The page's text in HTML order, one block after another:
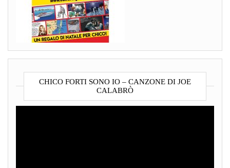
CHICO FORTI SONO IO – CANZONE DI JOE
CALABRÒ